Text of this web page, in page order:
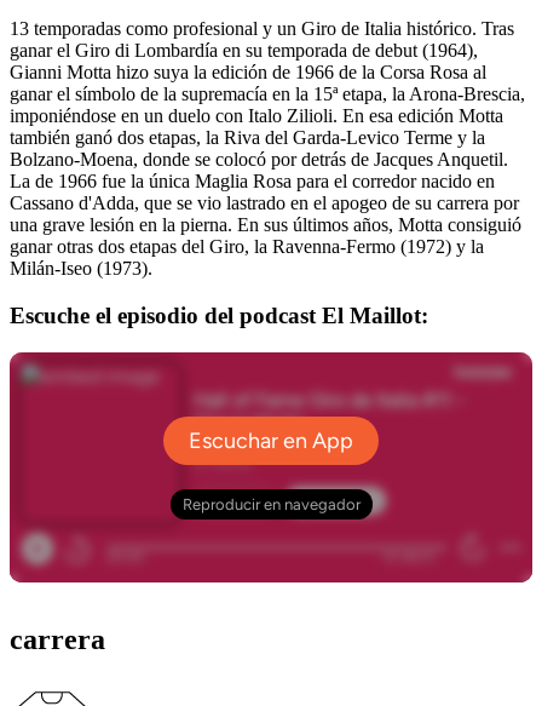
13 temporadas como profesional y un Giro de Italia histórico. Tras
ganar el Giro di Lombardía en su temporada de debut (1964),
Gianni Motta hizo suya la edición de 1966 de la Corsa Rosa al
ganar el símbolo de la supremacía en la 15ª etapa, la Arona-Brescia,
imponiéndose en un duelo con Italo Zilioli. En esa edición Motta
también ganó dos etapas, la Riva del Garda-Levico Terme y la
Bolzano-Moena, donde se colocó por detrás de Jacques Anquetil.
La de 1966 fue la única Maglia Rosa para el corredor nacido en
Cassano d'Adda, que se vio lastrado en el apogeo de su carrera por
una grave lesión en la pierna. En sus últimos años, Motta consiguió
ganar otras dos etapas del Giro, la Ravenna-Fermo (1972) y la
Milán-Iseo (1973).
Escuche el episodio del podcast El Maillot:
carrera